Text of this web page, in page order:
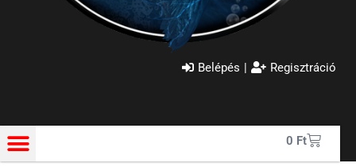
Belépés | Regisztráció
0 Ft